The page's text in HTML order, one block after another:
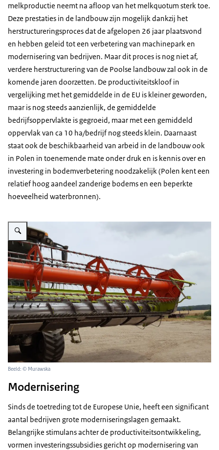
melkproductie neemt na afloop van het melkquotum sterk toe.
Deze prestaties in de landbouw zijn mogelijk dankzij het
herstructureringsproces dat de afgelopen 26 jaar plaatsvond
en hebben geleid tot een verbetering van machinepark en
modernisering van bedrijven. Maar dit proces is nog niet af,
verdere herstructurering van de Poolse landbouw zal ook in de
komende jaren doorzetten. De productiviteitskloof in
vergelijking met het gemiddelde in de EU is kleiner geworden,
maar is nog steeds aanzienlijk, de gemiddelde
bedrijfsoppervlakte is gegroeid, maar met een gemiddeld
oppervlak van ca 10 ha/bedrijf nog steeds klein. Daarnaast
staat ook de beschikbaarheid van arbeid in de landbouw ook
in Polen in toenemende mate onder druk en is kennis over en
investering in bodemverbetering noodzakelijk (Polen kent een
relatief hoog aandeel zanderige bodems en een beperkte
hoeveelheid waterbronnen).
Vergroot afbeelding landbouwmachine
Beeld: © Murawska
Modernisering
Sinds de toetreding tot de Europese Unie, heeft een significant
aantal bedrijven grote moderniseringslagen gemaakt.
Belangrijke stimulans achter de productiviteitsontwikkeling,
vormen investeringssubsidies gericht op modernisering van